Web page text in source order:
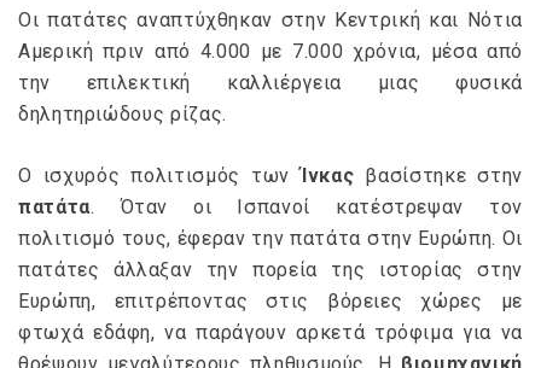
Οι πατάτες αναπτύχθηκαν στην Κεντρική και Νότια
Αμερική πριν από 4.000 με 7.000 χρόνια, μέσα από
την επιλεκτική καλλιέργεια μιας φυσικά
δηλητηριώδους ρίζας.
Ο ισχυρός πολιτισμός τωνΊνκας βασίστηκε στην
πατάτα. Όταν οι Ισπανοί κατέστρεψαν τον
πολιτισμό τους, έφεραν την πατάτα στην Ευρώπη. Οι
πατάτες άλλαξαν την πορεία της ιστορίας στην
Ευρώπη, επιτρέποντας στις βόρειες χώρες με
φτωχά εδάφη, να παράγουν αρκετά τρόφιμα για να
θρέψουν μεγαλύτερους πληθυσμούς. Η βιομηχανική